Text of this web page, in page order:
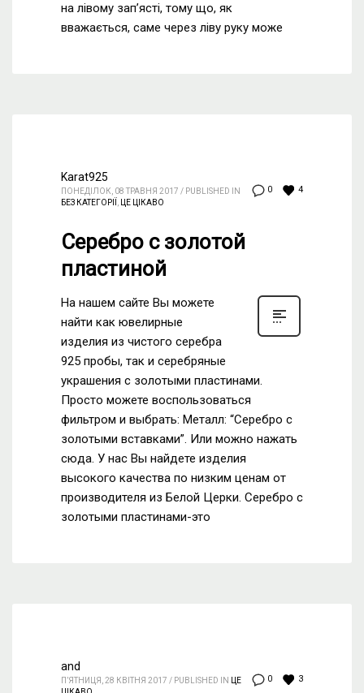
на лівому зап’ясті, тому що, як
вважається, саме через ліву руку може
0 4
Karat925
ПОНЕДІЛОК, 08 ТРАВНЯ 2017 / PUBLISHED IN
БЕЗ КАТЕГОРІЇ , ЦЕ ЦІКАВО
Серебро с золотой
пластиной
На нашем сайте Вы можете
найти как ювелирные
изделия из чистого серебра
925 пробы, так и серебряные
украшения с золотыми пластинами.
Просто можете воспользоваться
фильтром и выбрать: Металл: “Серебро с
золотыми вставками”. Или можно нажать
сюда. У нас Вы найдете изделия
высокого качества по низким ценам от
производителя из Белой Церки. Серебро с
золотыми пластинами-это
0 3
and
П’ЯТНИЦЯ, 28 КВІТНЯ 2017 / PUBLISHED IN ЦЕ